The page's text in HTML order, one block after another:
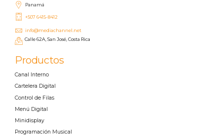
Panamá
+507 6415-8412
info@mediachannel.net
Calle 62A, San José, Costa Rica
Productos
Canal Interno
Cartelera Digital
Control de Filas
Menú Digital
Minidisplay
Programación Musical